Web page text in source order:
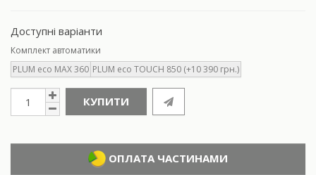
Доступні варіанти
Комплект автоматики
PLUM eco MAX 360 PLUM eco TOUCH 850 (+10 390 грн.)
КУПИТИ
ОПЛАТА ЧАСТИНАМИ